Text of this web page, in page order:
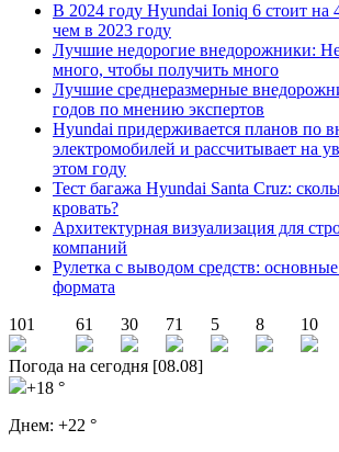
В 2024 году Hyundai Ioniq 6 стоит на
чем в 2023 году
Лучшие недорогие внедорожники:
много, чтобы получить много
Лучшие среднеразмерные
годов по мнению экспертов
Hyundai придерживается планов по
электромобилей и рассчитывает на
этом году
Тест багажа Hyundai Santa Cruz:
кровать?
Архитектурная визуализация для
компаний
Рулетка с выводом средств:
формата
101
61 30 71 5 8 10
Погода на сегодня [08.08]
+18 °
Днем: +22 °